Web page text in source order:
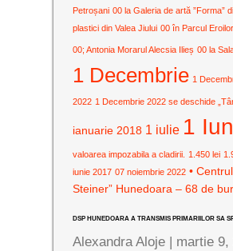
Petroșani 00 la Galeria de artă ”Forma”
plastici din Valea Jiului 00 în Parcul
00; Antonia Morarul Alecsia Ilieș 00 la
1 Decembrie 1
2022 1 Decembrie 2022 se deschide
ianuarie 2018 1 iulie 1
valoarea impozabila a cladirii. 1.450 lei
iunie 2017 07 noiembrie 2022 •
Steiner” Hunedoara – 68 de
DSP HUNEDOARA A TRANSMIS PRIMARIILOR SA
Alexandra Aloje | martie 9,